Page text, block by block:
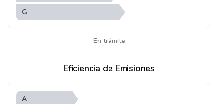
G
En trámite
Eficiencia de Emisiones
A